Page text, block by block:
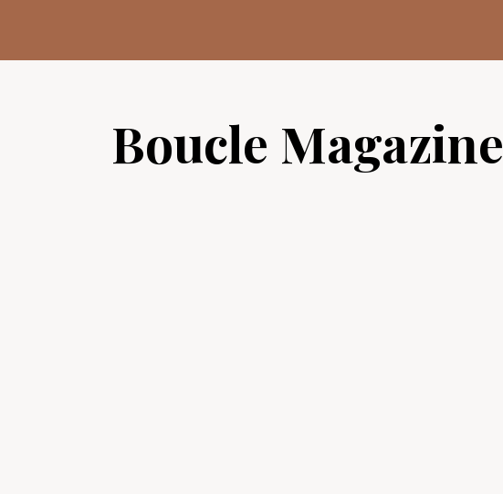
contenu
Boucle Magazine